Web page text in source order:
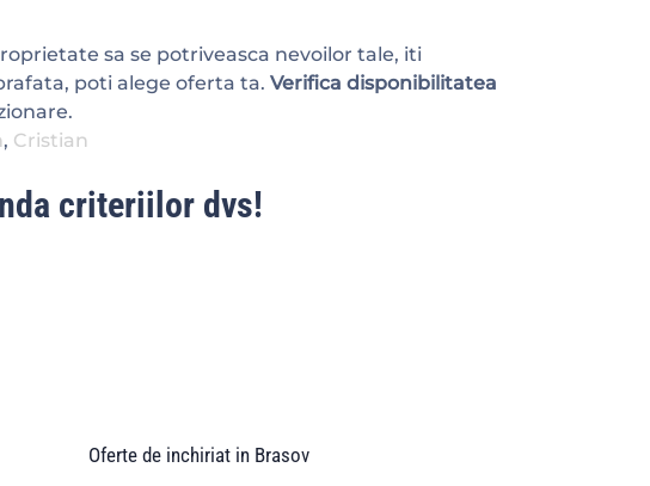
sa se potriveasca nevoilor tale, iti
poti alege oferta ta. Verifica disponibilitatea
, Cristian
criteriilor dvs!
Oferte de inchiriat in Brasov